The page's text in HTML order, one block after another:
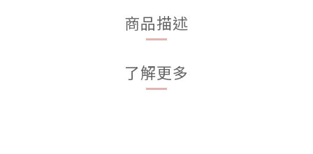
商品描述
了解更多